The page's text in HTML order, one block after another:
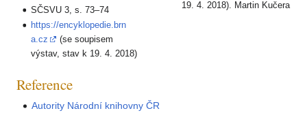
SČSVU 3, s. 73–74
https://encyklopedie.brn
a.cz
(se soupisem
výstav, stav k 19. 4. 2018)
19. 4. 2018). Martin Kučera
Reference
Autority Národní knihovny ČR